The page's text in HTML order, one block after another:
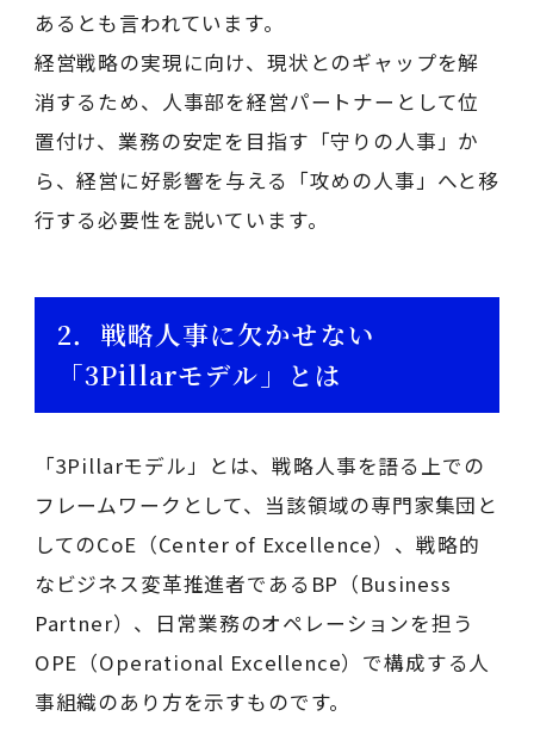
あるとも言われています。
経営戦略の実現に向け、現状とのギャップを解
消するため、人事部を経営パートナーとして位
置付け、業務の安定を目指す「守りの人事」か
ら、経営に好影響を与える「攻めの人事」へと移
行する必要性を説いています。
2．戦略人事に欠かせない
「3Pillarモデル」とは
「3Pillarモデル」とは、戦略人事を語る上での
フレームワークとして、当該領域の専門家集団と
してのCoE（Center of Excellence）、戦略的
なビジネス変革推進者であるBP（Business
Partner）、日常業務のオペレーションを担う
OPE（Operational Excellence）で構成する人
事組織のあり方を示すものです。